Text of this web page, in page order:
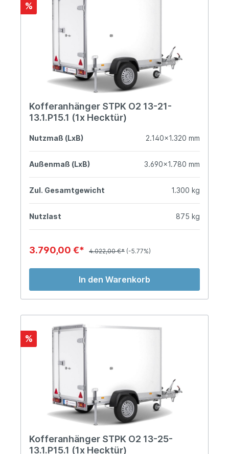
%
Kofferanhänger STPK O2 13-21-
13.1.P15.1 (1x Hecktür)
Nutzmaß (LxB) 2.140x1.320 mm
Außenmaß (LxB) 3.690x1.780 mm
Zul. Gesamtgewicht 1.300 kg
Nutzlast 875 kg
3.790,00 €* 4.022,00 €* (-5.77%)
In den Warenkorb
%
Kofferanhänger STPK O2 13-25-
13.1.P15.1 (1x Hecktür)